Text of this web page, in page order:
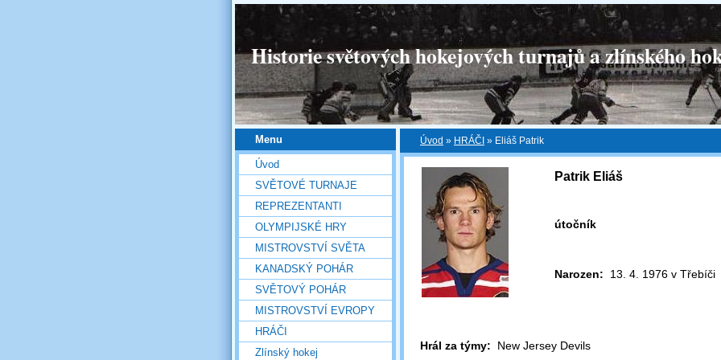
Historie světových hokejových turnajů a zlínského
Úvod » HRÁČI » Eliáš Patrik
Patrik Eliáš
útočník
Narozen: 13. 4. 1976 v Třebíči
Hrál za týmy: New Jersey Devils
Menu
Úvod
SVĚTOVÉ TURNAJE
REPREZENTANTI
OLYMPIJSKÉ HRY
MISTROVSTVÍ SVĚTA
KANADSKÝ POHÁR
SVĚTOVÝ POHÁR
MISTROVSTVÍ EVROPY
HRÁČI
Zlínský hokej